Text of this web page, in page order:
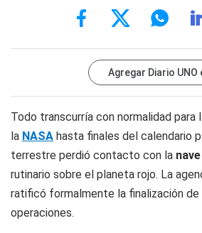
Agregar Diario UNO
Todo transcurría con normalidad para
la NASA hasta finales del calendario
terrestre perdió contacto con la nave
rutinario sobre el planeta rojo. La
ratificó formalmente la finalización de
operaciones.